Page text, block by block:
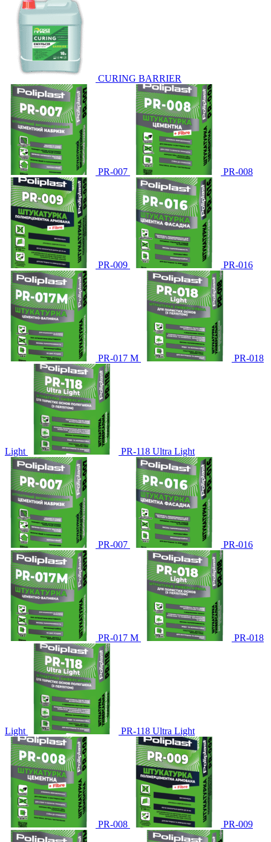
CURING BARRIER
PR-007 PR-008
PR-009 PR-016
PR-017 М PR-018
Light PR-118 Ultra Light
PR-007 PR-016
PR-017 М PR-018
Light PR-118 Ultra Light
PR-008 PR-009